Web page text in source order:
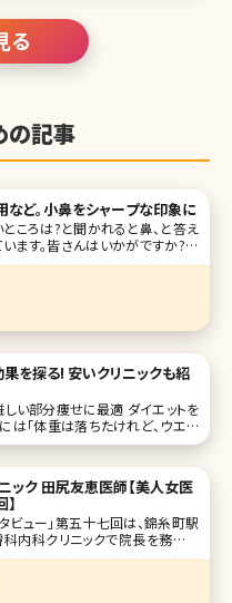
る
の記事
ど。小鼻をシャープな印象に
ころは?と聞かれると鼻、と答え
ます。皆さんはいかがですか?筆
のが悩みです。「鼻がもう少し小
に」と思っている方も多いのでは
の印象を大きく左右する鼻を小さ
を探る! 安いクリニックも紹
い部分痩せに最適 ダイエットを
は「体重は落ちたけれど、ウエス
上半身ばかりが痩せて下半身はほ
く
ック 田尻友恵医師【美人女医
ビュー」第五十七回は、錦糸町駅
内科クリニックで院長を務める
生です。 ひとつの領域ではなく診
タルケアで患者さんの悩みに沿
開業されたとのこと。 保険診